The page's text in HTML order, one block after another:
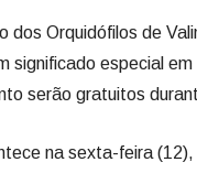
dos Orquidófilos de
significado especial
serão gratuitos
na sexta-feira